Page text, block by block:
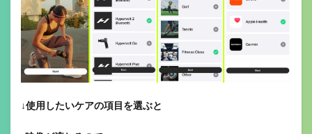
↓使用したいケアの項目を選ぶと